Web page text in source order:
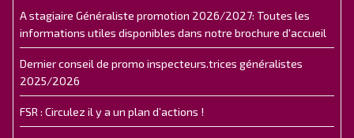
A stagiaire Généraliste promotion 2026/2027: Toutes les
informations utiles disponibles dans notre brochure d'accueil
Dernier conseil de promo inspecteurs.trices généralistes
2025/2026
FSR : Circulez il y a un plan d’actions !